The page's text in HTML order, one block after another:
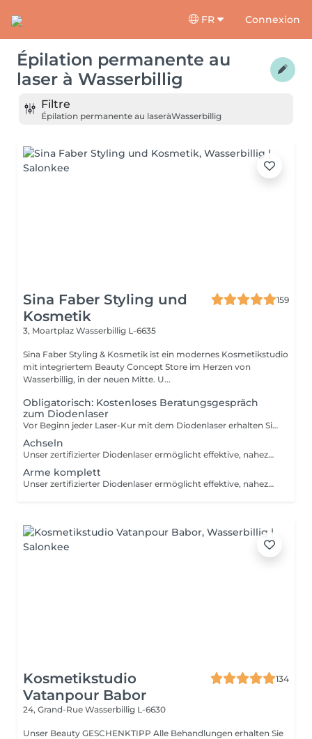
FR Connexion
Épilation permanente au
laser à Wasserbillig
Filtre
Épilation permanente au laseràWasserbillig
Sina Faber Styling und
Kosmetik
159
3, Moartplaz Wasserbillig L-6635
Sina Faber Styling & Kosmetik ist ein modernes Kosmetikstudio
mit integriertem Beauty Concept Store im Herzen von
Wasserbillig, in der neuen Mitte. U...
Obligatorisch: Kostenloses Beratungsgespräch
zum Diodenlaser
Vor Beginn jeder Laser-Kur mit dem Diodenlaser erhalten Sie ein kostenloses Beratungsgespräch. Dabei klären wir, ob die Methode für Sie geeignet ist, erklären den Ablauf und besprechen alle wichtigen Hinweise zu Vor- und Nachsorge. Zudem prüfen wir den Status quo Ihrer Haare daher bitten wir Sie, nicht frisch rasiert zu kommen, damit man die Haare erkennen kann. So stellen wir sicher, dass die Behandlung optimal auf Ihre Bedürfnisse abgestimmt wird. Ohne dieses Beratungsgespräch im Vorhinein findet bei uns keine Laserbehandlung statt, nur so können wir gute Ergebnisse und qualitative Behandlungen garantieren.
Achseln
Unser zertifizierter Diodenlaser ermöglicht effektive, nahezu schmerzfreie Haarentfernung für fast alle Hauttypen und Haarfarben zu jeder Jahreszeit. Ein kostenloses Beratungsgespräch ist die Voraussetzung für die Behandlung. Dabei erklären wir alle Details zu Vorbereitung und Nachsorge.
Arme komplett
Unser zertifizierter Diodenlaser ermöglicht effektive, nahezu schmerzfreie Haarentfernung für fast alle Hauttypen und Haarfarben zu jeder Jahreszeit. Ein kostenloses Beratungsgespräch ist die Voraussetzung für die Behandlung. Dabei erklären wir alle Details zu Vorbereitung und Nachsorge.
Kosmetikstudio
Vatanpour Babor
134
24, Grand-Rue Wasserbillig L-6630
Unser Beauty GESCHENKTIPP Alle Behandlungen erhalten Sie